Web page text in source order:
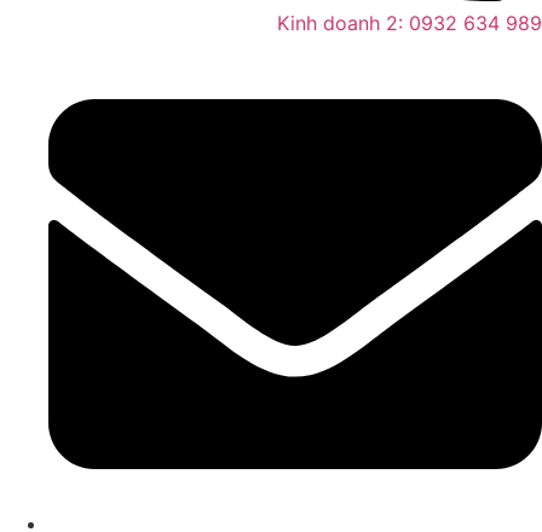
Kinh doanh 2: 0932 634 989